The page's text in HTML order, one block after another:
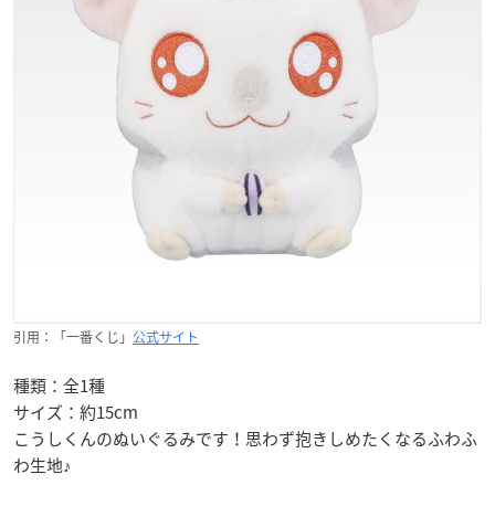
引用：「一番くじ」 公式サイト
種類：全1種
サイズ：約15cm
こうしくんのぬいぐるみです！思わず抱きしめたくなるふわふ
わ生地♪